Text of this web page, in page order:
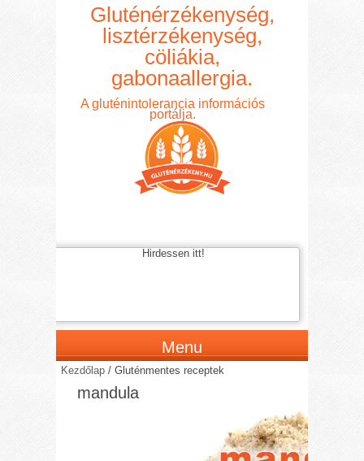
Gluténérzékenység,
lisztérzékenység,
cöliákia,
gabonaallergia.
A gluténintolerancia információs
portálja.
Hirdessen itt!
Menu
Kezdőlap /Gluténmentes receptek
mandula